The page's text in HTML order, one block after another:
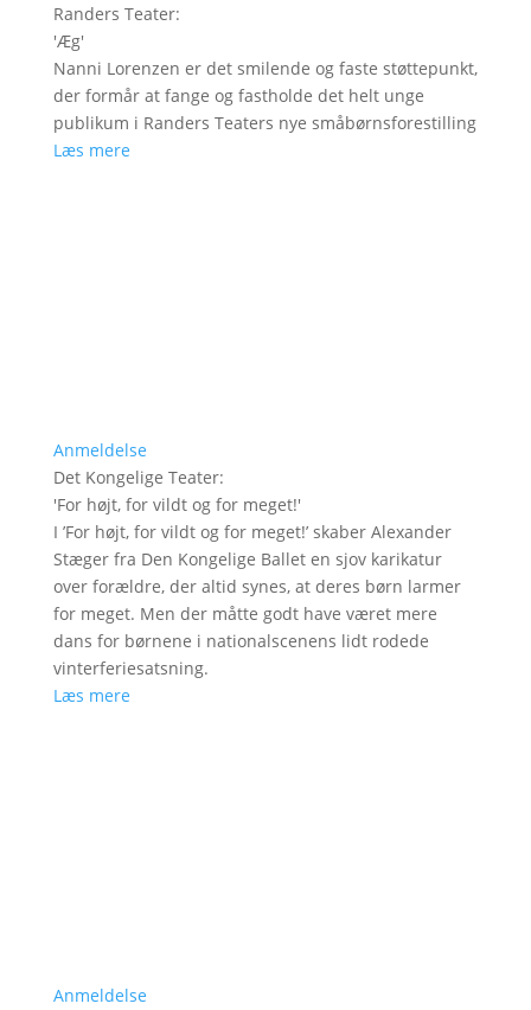
Randers Teater:
'Æg'
Nanni Lorenzen er det smilende og faste støttepunkt,
der formår at fange og fastholde det helt unge
publikum i Randers Teaters nye småbørnsforestilling
Læs mere
Anmeldelse
Det Kongelige Teater:
'For højt, for vildt og for meget!'
I ’For højt, for vildt og for meget!’ skaber Alexander
Stæger fra Den Kongelige Ballet en sjov karikatur
over forældre, der altid synes, at deres børn larmer
for meget. Men der måtte godt have været mere
dans for børnene i nationalscenens lidt rodede
vinterferiesatsning.
Læs mere
Anmeldelse